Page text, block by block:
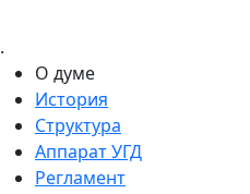
.
О думе
История
Структура
Аппарат УГД
Регламент